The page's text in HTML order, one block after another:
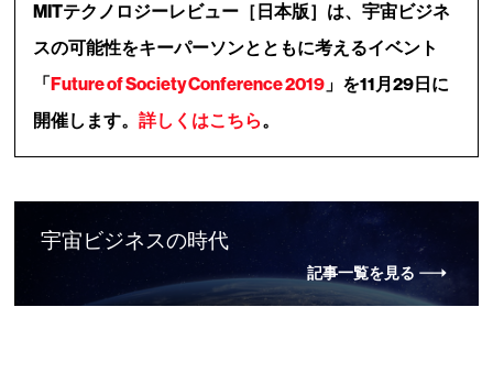
MITテクノロジーレビュー［日本版］は、宇宙ビジネ
スの可能性をキーパーソンとともに考えるイベント
「 Future of Society Conference 2019 」を11月29日に
開催します。詳しくはこちら。
宇宙ビジネスの時代
記事一覧を見る